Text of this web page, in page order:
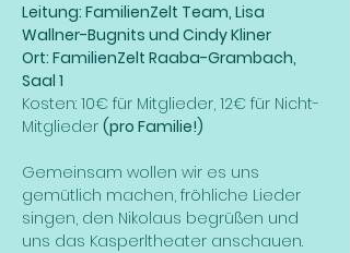
Leitung: FamilienZelt Team, Lisa
Wallner-Bugnits und Cindy Kliner
Ort: FamilienZelt Raaba-Grambach,
Saal 1
Kosten: 10€ für Mitglieder, 12€ für Nicht-
Mitglieder (pro Familie!)
Gemeinsam wollen wir es uns
gemütlich machen, fröhliche Lieder
singen, den Nikolaus begrüßen und
uns das Kasperltheater anschauen.